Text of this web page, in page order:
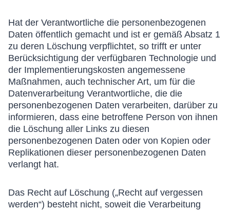
Hat der Verantwortliche die personenbezogenen
Daten öffentlich gemacht und ist er gemäß Absatz 1
zu deren Löschung verpflichtet, so trifft er unter
Berücksichtigung der verfügbaren Technologie und
der Implementierungskosten angemessene
Maßnahmen, auch technischer Art, um für die
Datenverarbeitung Verantwortliche, die die
personenbezogenen Daten verarbeiten, darüber zu
informieren, dass eine betroffene Person von ihnen
die Löschung aller Links zu diesen
personenbezogenen Daten oder von Kopien oder
Replikationen dieser personenbezogenen Daten
verlangt hat.
Das Recht auf Löschung („Recht auf vergessen
werden“) besteht nicht, soweit die Verarbeitung